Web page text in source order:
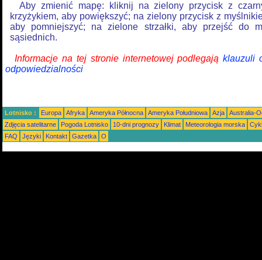
Aby zmienić mapę: kliknij na zielony przycisk z
krzyżykiem, aby powiększyć; na zielony przycisk z
aby pomniejszyć; na zielone strzałki, aby przejść do
sąsiednich.
Informacje na tej stronie internetowej podlegająklauzuli
odpowiedzialności
Lotnisko : Europa Afryka Ameryka Północna Ameryka Południowa Azja
Australia-
Zdjęcia satelitarne
Pogoda Lotnisko 10-dni prognozy Klimat Meteorologia morska
FAQ
Języki Kontakt Gazetka O